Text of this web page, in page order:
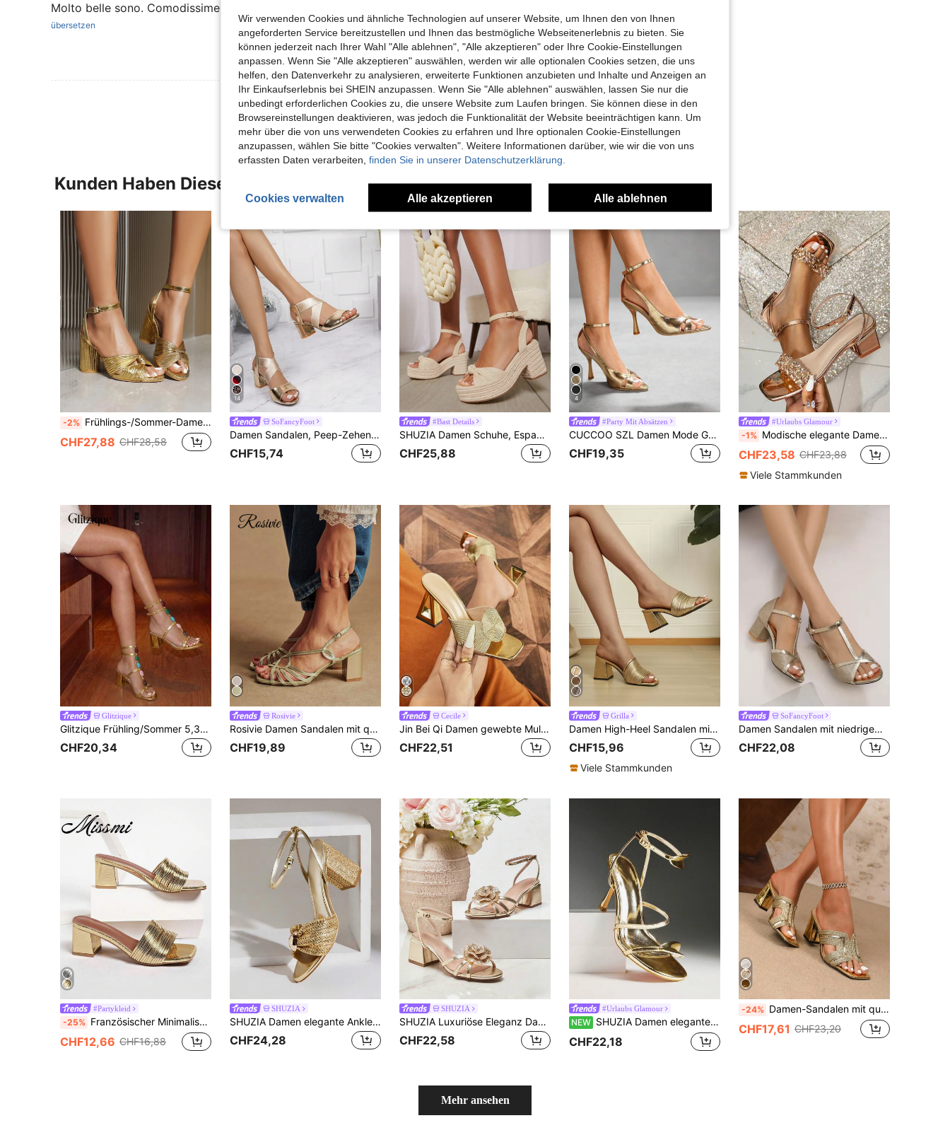
Molto belle sono. Comodissime sono stupende
übersetzen
Hilfreich (0)
Kunden Haben Diese Artikel Auch Angeschaut
-2% Frühlings-/Sommer-Damen Sexy Peep-Zehen Party Sandalen, Riemen Plateau-Absätze Feenschuhe
CHF27,88 CHF28,58
14
SoFancyFoot
Damen Sandalen, Peep-Zehen, Cut-out, elastischem Riemen und Blockabsatz, modische Party-High-Heel-Sandalen aus metallisch glänzendem PU
CHF15,74
#Bast Details
SHUZIA Damen Schuhe, Espadrillos mit rundem Zeh, Keilabsatz, Leinwand beige Sandale, Plateau-Absatz, Neujahrsfeiertag Valentinstag Geschenke, Sommerschuhe Valentinstag
CHF25,88
4
#Party Mit Absätzen
CUCCOO SZL Damen Mode Gold Spitze Zehen Knöchelriemen Stiletto High Heel Sandalen, geeignet für Büro, Date, Party, Urlaub, Hochzeit
CHF19,35
#Urlaubs Glamour
-1% Modische elegante Damen High-Heel Sandalen mit Strass-besetztem klarem Riemen und Schlüpfstil für Valentinstag
CHF23,58 CHF23,88
Viele Stammkunden
Glitzique
Glitzique Frühling/Sommer 5,3cm Damen High Heel Sandalen, Rundkopf Plateau-Absatz, römischer Stil handgefertigter Nieten Dekor, modisch & bequem, geeignet für Hochzeit, Prinzessin
CHF20,34
Rosivie
Rosivie Damen Sandalen mit quadratischer Zehenkappe, dickem Absatz, PU-Leder, Kreuzriemen-Design, modisch, bequem für Alltag, Party, Bankett, offene Ferse, einfarbig
CHF19,89
Cecile
Jin Bei Qi Damen gewebte Mule High Heel Sandalen, Pyramidenabsatz Pantoffeln, glamouröse sexy Party Zusammenkunft Reise Urlaub Gold High Heels, modische bequeme Luxusstil elegante Damenschuhe, Sommer elegante Damensandalen, bequeme Damenschuhe, Damen High Heels
CHF22,51
Grilla
Damen High-Heel Sandalen mit geflochtenem Riemen, Sommersandalen, Blockabsätze
CHF15,96
Viele Stammkunden
SoFancyFoot
Damen Sandalen mit niedrigem Ausschnitt, Peep-Zehen, T-Riemen, Knöchelriemen und niedrigem Blockabsatz, modische Party Sandalen mit goldenem Glitzer PU Obermaterial
CHF22,08
#Partykleid
-25% Französischer Minimalismus! Quadratische Zehenpartie, dünner Riemen Highheels Sandalen, Damen Sommer Mule Slides, Plateau-Absätze
CHF12,66 CHF16,88
SHUZIA
SHUZIA Damen elegante Ankle-Band Sandalen mit rundem Zehenbereich und Blockabsatz
CHF24,28
SHUZIA
SHUZIA Luxuriöse Eleganz Damen Block-Absatz Rund Zeh Knöchelriemen 3D Strass Perlen Rose Metallic PU Gold Festliche Sandale - Glamourös, Feminin & Partybereit
CHF22,58
#Urlaubs Glamour
NEW SHUZIA Damen elegante minimalistische Blätter Dekor Knöchelriemen Stiletto Absatz Sandalen
CHF22,18
-24% Damen-Sandalen mit quadratischer Zehenpartie, modische High-Heel-Schuhe mit Cut Out Zehenpartie, Blockabsatz, silberne gewebte Pailletten, bestickte modische Damenschuhe, florale Damensandalen, sexy Slides, silberne Pailletten-High-Heel-Sandalen, offene Rücken-Slides, Sommer-Damenschuhe, Outdoor-Slides, silberne High Heels, silberne Schuhe, silberne Slides, Party-High-Heels für Damen, goldene gewebte Mules mit quadratischer Zehenpartie und Blockabsatz, sexy Party-High-Heel-Sandalen
CHF17,61 CHF23,20
Mehr ansehen
Wir verwenden Cookies und ähnliche Technologien auf unserer Website, um Ihnen den von Ihnen
angeforderten Service bereitzustellen und Ihnen das bestmögliche Webseitenerlebnis zu bieten. Sie
können jederzeit nach Ihrer Wahl "Alle ablehnen", "Alle akzeptieren" oder Ihre Cookie-Einstellungen
anpassen. Wenn Sie "Alle akzeptieren" auswählen, werden wir alle optionalen Cookies setzen, die uns
helfen, den Datenverkehr zu analysieren, erweiterte Funktionen anzubieten und Inhalte und Anzeigen an
Ihr Einkaufserlebnis bei SHEIN anzupassen. Wenn Sie "Alle ablehnen" auswählen, lassen Sie nur die
unbedingt erforderlichen Cookies zu, die unsere Website zum Laufen bringen. Sie können diese in den
Browsereinstellungen deaktivieren, was jedoch die Funktionalität der Website beeinträchtigen kann. Um
mehr über die von uns verwendeten Cookies zu erfahren und Ihre optionalen Cookie-Einstellungen
anzupassen, wählen Sie bitte "Cookies verwalten". Weitere Informationen darüber, wie wir die von uns
erfassten Daten verarbeiten, finden Sie in unserer Datenschutzerklärung.
Cookies verwalten Alle akzeptieren Alle ablehnen